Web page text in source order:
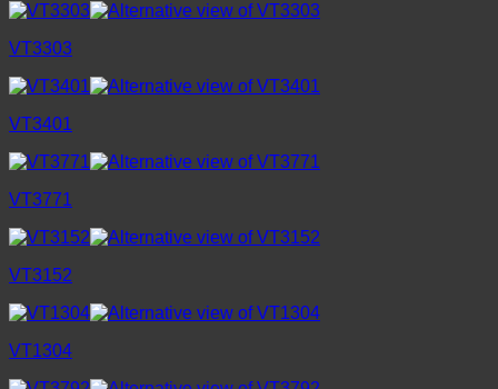
VT3303
VT3401
VT3771
VT3152
VT1304